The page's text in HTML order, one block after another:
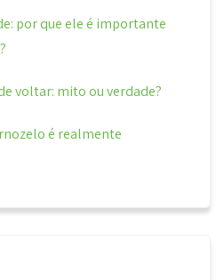
por que ele é importante
voltar: mito ou verdade?
é realmente